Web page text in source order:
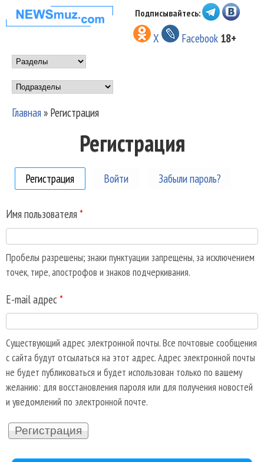
Перейти к основному
содержанию
НОВОСТИ
МУЗЫКИ И
ШОУ БИЗНЕСА
NEWSMUZ.COM
Подписывайтесь:
X Facebook 18+
Main menu
Подразделы
Главная» Регистрация
Регистрация
Регистрация (активная вкладка)
Войти Забыли пароль?
Имя пользователя *
Пробелы разрешены; знаки пунктуации запрещены, за исключением
точек, тире, апострофов и знаков подчеркивания.
E-mail адрес *
Существующий адрес электронной почты. Все почтовые сообщения
с сайта будут отсылаться на этот адрес. Адрес электронной почты
не будет публиковаться и будет использован только по вашему
желанию: для восстановления пароля или для получения новостей
и уведомлений по электронной почте.